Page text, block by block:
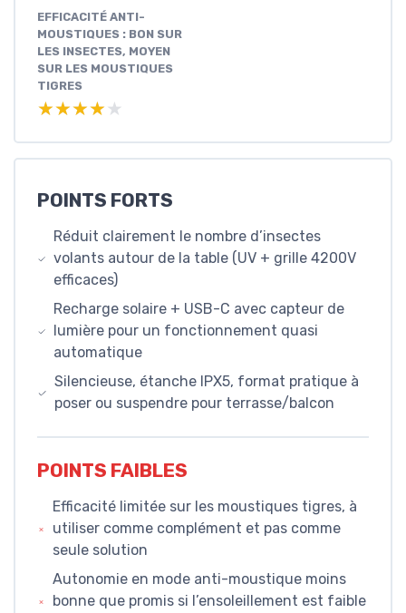
EFFICACITÉ ANTI-
MOUSTIQUES : BON SUR
LES INSECTES, MOYEN
SUR LES MOUSTIQUES
TIGRES
★★★★★
★★★★★
POINTS FORTS
Réduit clairement le nombre d’insectes
volants autour de la table (UV + grille 4200V
efficaces)
Recharge solaire + USB-C avec capteur de
lumière pour un fonctionnement quasi
automatique
Silencieuse, étanche IPX5, format pratique à
poser ou suspendre pour terrasse/balcon
POINTS FAIBLES
Efficacité limitée sur les moustiques tigres, à
utiliser comme complément et pas comme
seule solution
Autonomie en mode anti-moustique moins
bonne que promis si l’ensoleillement est faible